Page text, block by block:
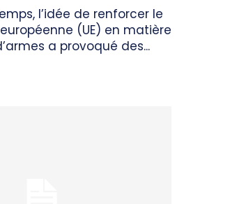
l’idée de renforcer le
(UE) en matière
a provoqué des...